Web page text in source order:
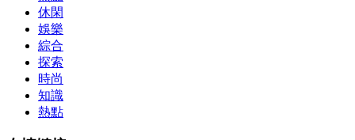
休閑
娛樂
綜合
探索
時尚
知識
熱點